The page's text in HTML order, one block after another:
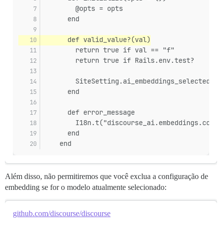
        @opts = opts
      end
      def valid_value?(val)
        return true if val == "f"
        return true if Rails.env.test?
      end
      def error_message
      end
    end
Além disso, não permitiremos que você exclua a configuração de
embedding se for o modelo atualmente selecionado:
github.com/discourse/discourse